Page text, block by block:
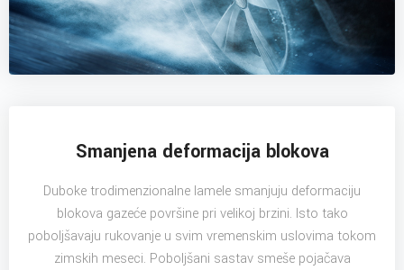
Smanjena deformacija blokova
Duboke trodimenzionalne lamele smanjuju deformaciju
blokova gazeće površine pri velikoj brzini. Isto tako
poboljšavaju rukovanje u svim vremenskim uslovima tokom
zimskih meseci. Poboljšani sastav smeše pojačava